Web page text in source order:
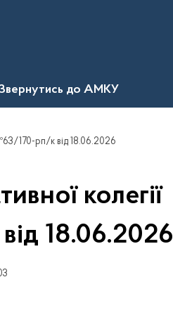
до АМКУ
170-рп/к від 18.06.2026
колегії
18.06.2026